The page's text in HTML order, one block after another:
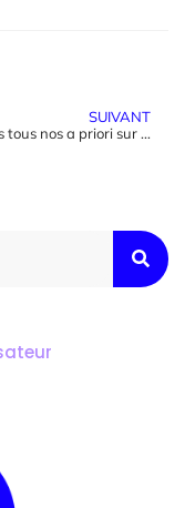
SUIVANT
Revisitons tous nos a priori sur le(s) test(s)